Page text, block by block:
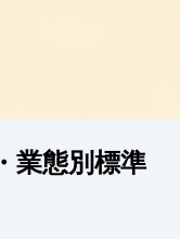
業態別標準